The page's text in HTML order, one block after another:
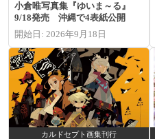
小倉唯写真集『ゆいま～る』
9/18発売 沖縄で4表紙公開
開始日: 2026年9月18日
カルドセプト画集刊行